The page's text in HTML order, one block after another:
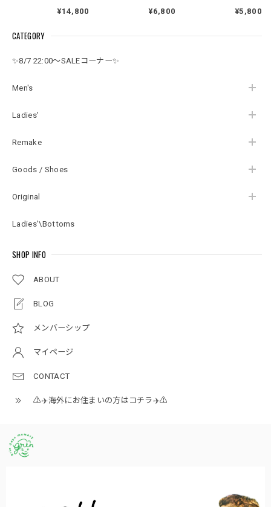
CATEGORY
✨8/7 22:00～SALEコーナー✨
Men's
Ladies'
Remake
Goods / Shoes
Original
Ladies'\Bottoms
SHOP INFO
ABOUT
BLOG
メンバーシップ
マイページ
CONTACT
⚠️✈️海外にお住まいの方はコチラ✈️⚠️
ャージ フットボール
ポーツ メンズMサイ
¥14,800
ジャージ ATPタイプ
ビンテージ トレーニ
パ古着 メンズ Sサイ
ズ相当
¥6,800
ージ ヴィンテージ ネ
プジャケット
¥5,800